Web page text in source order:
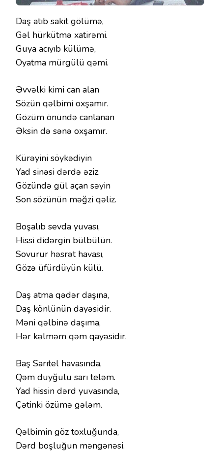
Daş atıb sakit gölümə,
Gəl hürkütmə xatirəmi.
Guya acıyıb külümə,
Oyatma mürgülü qəmi.
Əvvəlki kimi can alan
Sözün qəlbimi oxşamır.
Gözüm önündə canlanan
Əksin də sənə oxşamır.
Kürəyini söykədiyin
Yad sinəsi dərdə əziz.
Gözündə gül açan səyin
Son sözünün məğzi qəliz.
Boşalıb sevda yuvası,
Hissi didərgin bülbülün.
Sovurur həsrət havası,
Gözə üfürdüyün külü.
Daş atma qədər daşına,
Daş könlünün dayəsidir.
Məni qəlbinə daşıma,
Hər kəlməm qəm qayəsidir.
Baş Sarıtel havasında,
Qəm duyğulu sarı teləm.
Yad hissin dərd yuvasında,
Çətinki özümə gələm.
Qəlbimin göz toxluğunda,
Dərd boşluğun məngənəsi.